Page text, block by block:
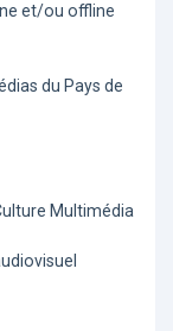
et/ou offline
du Pays de
Multimédia